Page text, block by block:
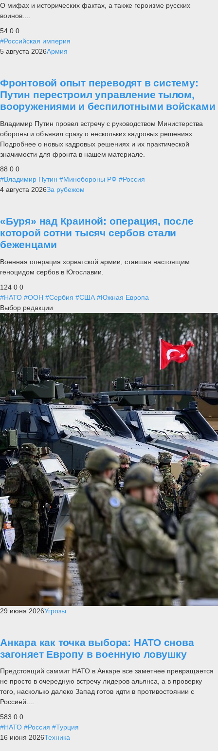
О мифах и исторических фактах, а также героизме русских
воинов....
54 0 0
#Российская империя
5 августа 2026Армия
Фронтовой опыт переводят в систему:
Путин перестроил управление тылом,
вооружениями и беспилотными войсками
Владимир Путин провел встречу с руководством Министерства
обороны и объявил сразу о нескольких кадровых решениях.
Подробнее о новых кадровых решениях и их практической
значимости для фронта в нашем материале.
88 0 0
#Владимир Путин #Минобороны РФ #Россия
4 августа 2026За рубежом
«Буря» над Краиной: операция, после
которой сотни тысяч сербов стали
беженцами
Военная операция хорватской армии, ставшая настоящим
геноцидом сербов в Югославии.
124 0 0
#НАТО #ООН #Сербия #США #Южная Европа
Выбор редакции
29 июня 2026Угрозы
Анкара как точка выбора: НАТО снова
загоняет Европу в военную ловушку
Предстоящий саммит НАТО в Анкаре все заметнее превращается
не просто в очередную встречу лидеров альянса, а в проверку
того, насколько далеко Запад готов идти в противостоянии с
Россией....
583 0 0
#НАТО #Россия #Турция
16 июня 2026Техника